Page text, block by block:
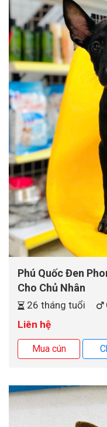
Phú Quốc Đen
Cho Chủ Nhân
26 tháng tuổi
Liên hệ
Mua cún